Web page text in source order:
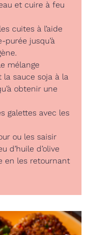
et cuire à feu
cuites à l’aide
purée jusqu’à
mélange
la sauce soja à la
obtenir une
galettes avec les
ou les saisir
d’huile d’olive
en les retournant